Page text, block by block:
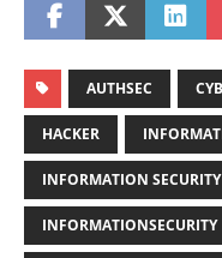
AUTHSEC
HACKER
INFORMATION SECURITY
INFORMATIONSECURITY